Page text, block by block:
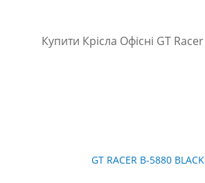
GT RACER B-5880 BLACK